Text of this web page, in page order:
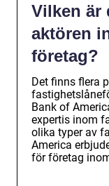
Vilken är
aktören
företag?
Det finns flera
Bank of
expertis inom
olika typer av
America
för företag